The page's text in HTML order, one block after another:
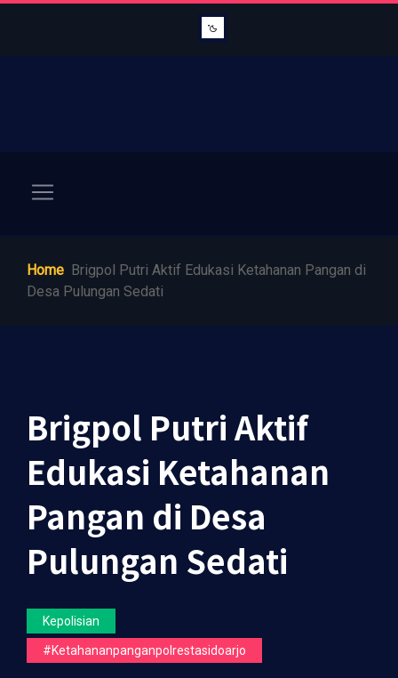
Home Brigpol Putri Aktif Edukasi Ketahanan Pangan di
Desa Pulungan Sedati
Brigpol Putri Aktif
Edukasi Ketahanan
Pangan di Desa
Pulungan Sedati
Kepolisian
#ketahananpanganpolrestasidoarjo